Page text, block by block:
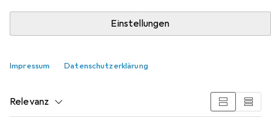
Einstellungen
Impressum Datenschutzerklärung
Hier findest du passendes Zubehör zum Produkt Hama
Traveller Pro aus der Kategorie Stativkopf.
Beliebt Hama
Relevanz